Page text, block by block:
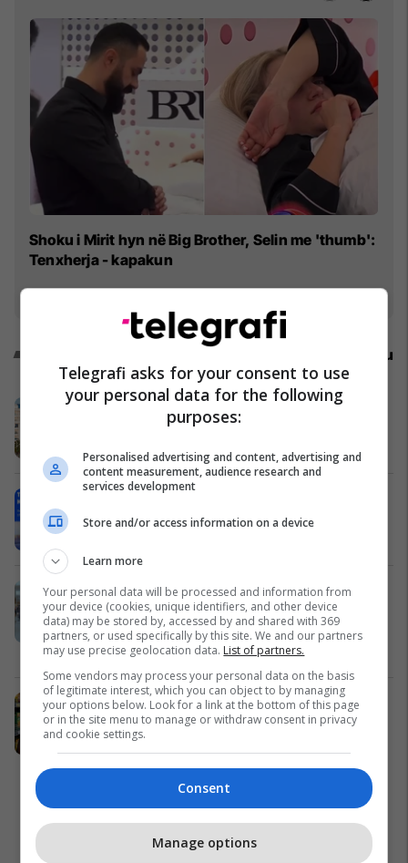
Shoku i Mirit hyn në Big Brother, Selin me 'thumb':
Tenxherja - kapakun
Reklamo këtu
Ofertat e Marsit në Grand Blue Fafa
Fafa Resort
Transfero para kudo në Evropë me
Swinto
Brendi i njohur Mango Man, hap
dyqanin e parë në Kosovë,
ekskluzivisht në Albi Mall
Albi Mall
Super Viva PRAP godet me zbritje
Super Viva
Telegrafi asks for your consent to use
your personal data for the following
purposes:
Personalised advertising and content, advertising and
content measurement, audience research and
services development
Store and/or access information on a device
Learn more
Your personal data will be processed and information from
your device (cookies, unique identifiers, and other device
data) may be stored by, accessed by and shared with 369
partners, or used specifically by this site. We and our partners
may use precise geolocation data. List of partners.
Some vendors may process your personal data on the basis
of legitimate interest, which you can object to by managing
your options below. Look for a link at the bottom of this page
or in the site menu to manage or withdraw consent in privacy
and cookie settings.
Consent
Manage options